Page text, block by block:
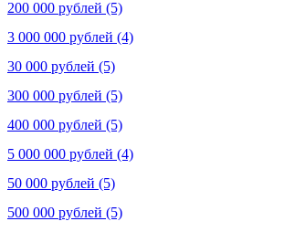
200 000 рублей (5)
3 000 000 рублей (4)
30 000 рублей (5)
300 000 рублей (5)
400 000 рублей (5)
5 000 000 рублей (4)
50 000 рублей (5)
500 000 рублей (5)